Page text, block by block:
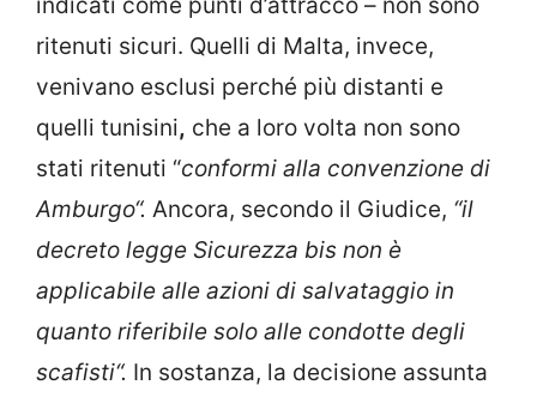
ritenuti sicuri. Quelli di Malta, invece,
venivano esclusi perché più distanti e
quelli tunisini, che a loro volta non sono
stati ritenuti “conformi alla convenzione di
Amburgo“. Ancora, secondo il Giudice, “il
decreto legge Sicurezza bis non è
applicabile alle azioni di salvataggio in
quanto riferibile solo alle condotte degli
scafisti“. In sostanza, la decisione assunta